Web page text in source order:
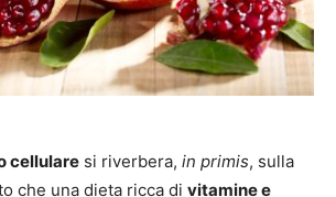
cellulare si riverbera, in primis, sulla
che una dieta ricca di vitamine e